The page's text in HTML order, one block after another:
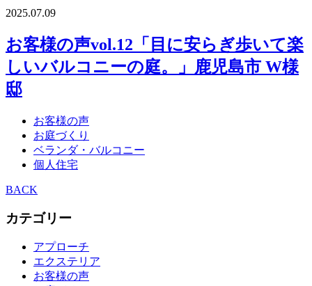
2025.07.09
お客様の声vol.12「目に安らぎ歩いて楽
しいバルコニーの庭。」鹿児島市 W様
邸
お客様の声
お庭づくり
ベランダ・バルコニー
個人住宅
BACK
カテゴリー
アプローチ
エクステリア
お客様の声